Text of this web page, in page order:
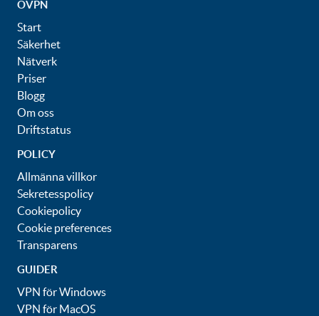
OVPN
Start
Säkerhet
Nätverk
Priser
Blogg
Om oss
Driftstatus
POLICY
Allmänna villkor
Sekretesspolicy
Cookiepolicy
Cookie preferences
Transparens
GUIDER
VPN för Windows
VPN för MacOS